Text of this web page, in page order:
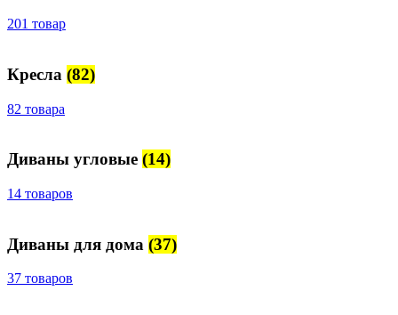
201 товар
Кресла (82)
82 товара
Диваны угловые (14)
14 товаров
Диваны для дома (37)
37 товаров